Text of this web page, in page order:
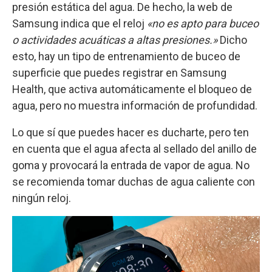
presión estática del agua. De hecho, la web de
Samsung indica que el reloj «no es apto para buceo
o actividades acuáticas a altas presiones.»Dicho
esto, hay un tipo de entrenamiento de buceo de
superficie que puedes registrar en Samsung
Health, que activa automáticamente el bloqueo de
agua, pero no muestra información de profundidad.
Lo que sí que puedes hacer es ducharte, pero ten
en cuenta que el agua afecta al sellado del anillo de
goma y provocará la entrada de vapor de agua. No
se recomienda tomar duchas de agua caliente con
ningún reloj.